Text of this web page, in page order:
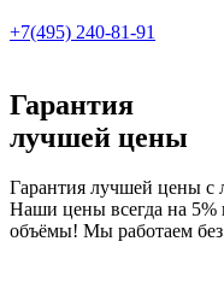
+7(495) 240-81-91
Гарантия
лучшей цены
Гарантия лучшей цены
Наши цены всегда на
объёмы! Мы работаем